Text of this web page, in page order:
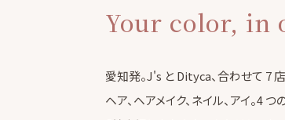
Your color, in
愛知発。J's と Dityca、合わせて 7 店
ヘア、ヘアメイク、ネイル、アイ。4